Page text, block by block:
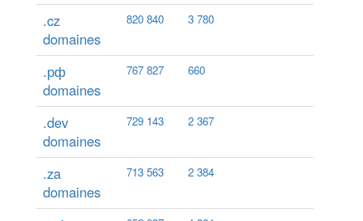
.cz
domaines
820 840 3 780
.рф
domaines
767 827 660
.dev
domaines
729 143 2 367
.za
domaines
713 563 2 384